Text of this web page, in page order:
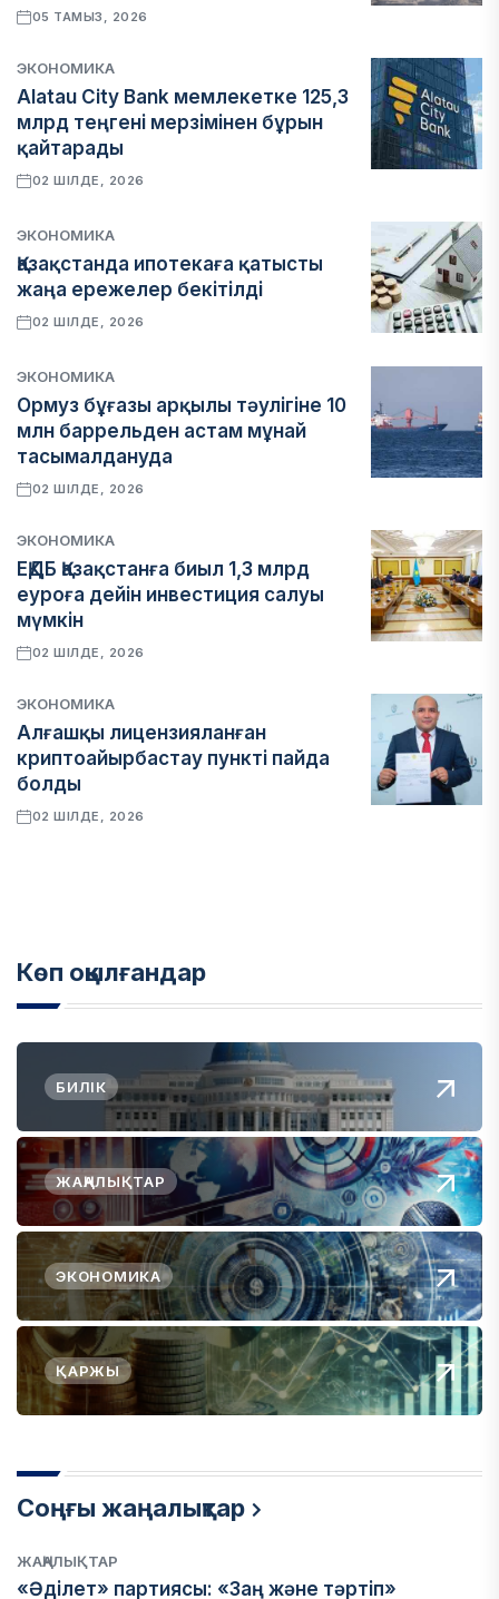
05 ТАМЫЗ, 2026
ЭКОНОМИКА
Alatau City Bank мемлекетке 125,3
млрд теңгені мерзімінен бұрын
қайтарады
02 ШІЛДЕ, 2026
ЭКОНОМИКА
Қазақстанда ипотекаға қатысты
жаңа ережелер бекітілді
02 ШІЛДЕ, 2026
ЭКОНОМИКА
Ормуз бұғазы арқылы тәулігіне 10
млн баррельден астам мұнай
тасымалдануда
02 ШІЛДЕ, 2026
ЭКОНОМИКА
ЕҚДБ Қазақстанға биыл 1,3 млрд
еуроға дейін инвестиция салуы
мүмкін
02 ШІЛДЕ, 2026
ЭКОНОМИКА
Алғашқы лицензияланған
криптоайырбастау пункті пайда
болды
02 ШІЛДЕ, 2026
Көп оқылғандар
БИЛІК
ЖАҢАЛЫҚТАР
ЭКОНОМИКА
ҚАРЖЫ
Соңғы жаңалықтар
ЖАҢАЛЫҚТАР
«Әділет» партиясы: «Заң және тәртіп»